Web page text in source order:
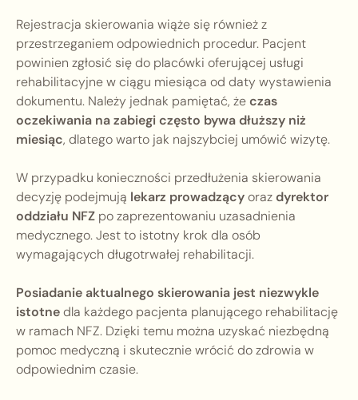
Rejestracja skierowania wiąże się również z
przestrzeganiem odpowiednich procedur. Pacjent
powinien zgłosić się do placówki oferującej usługi
rehabilitacyjne w ciągu miesiąca od daty wystawienia
dokumentu. Należy jednak pamiętać, żeczas
oczekiwania na zabiegi często bywa dłuższy niż
miesiąc, dlatego warto jak najszybciej umówić wizytę.
W przypadku konieczności przedłużenia skierowania
decyzję podejmują lekarz prowadzącyorazdyrektor
oddziału NFZ po zaprezentowaniu uzasadnienia
medycznego. Jest to istotny krok dla osób
wymagających długotrwałej rehabilitacji.
Posiadanie aktualnego skierowania jest niezwykle
istotnedla każdego pacjenta planującego rehabilitację
w ramach NFZ. Dzięki temu można uzyskać niezbędną
pomoc medyczną i skutecznie wrócić do zdrowia w
odpowiednim czasie.